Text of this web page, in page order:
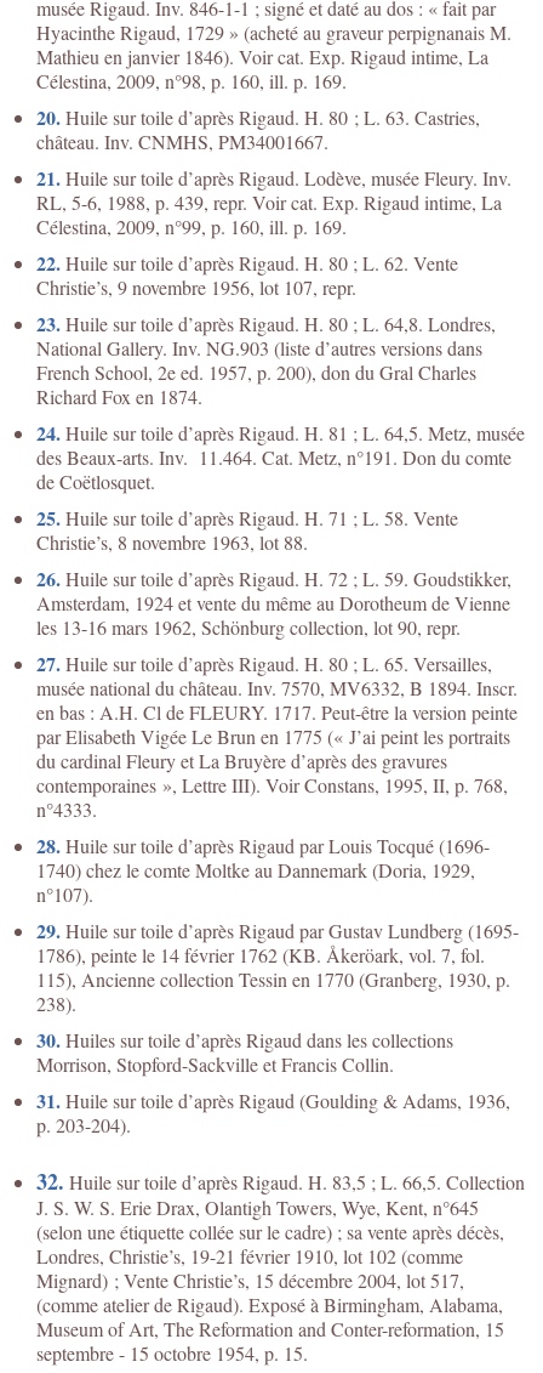
musée Rigaud. Inv. 846-1-1 ; signé et daté au dos : « fait par
Hyacinthe Rigaud, 1729 » (acheté au graveur perpignanais M.
Mathieu en janvier 1846). Voir cat. Exp. Rigaud intime, La
Célestina, 2009, n°98, p. 160, ill. p. 169.
20.Huile sur toile d’après Rigaud. H. 80 ; L. 63. Castries,
château. Inv. CNMHS, PM34001667.
21.Huile sur toile d’après Rigaud. Lodève, musée Fleury. Inv.
RL, 5-6, 1988, p. 439, repr. Voir cat. Exp. Rigaud intime, La
Célestina, 2009, n°99, p. 160, ill. p. 169.
22.Huile sur toile d’après Rigaud. H. 80 ; L. 62. Vente
Christie’s, 9 novembre 1956, lot 107, repr.
23.Huile sur toile d’après Rigaud. H. 80 ; L. 64,8. Londres,
National Gallery. Inv. NG.903 (liste d’autres versions dans
French School, 2e ed. 1957, p. 200), don du Gral Charles
Richard Fox en 1874.
24.Huile sur toile d’après Rigaud. H. 81 ; L. 64,5. Metz, musée
des Beaux-arts. Inv. 11.464. Cat. Metz, n°191. Don du comte
de Coëtlosquet.
25.Huile sur toile d’après Rigaud. H. 71 ; L. 58. Vente
Christie’s, 8 novembre 1963, lot 88.
26.Huile sur toile d’après Rigaud. H. 72 ; L. 59. Goudstikker,
Amsterdam, 1924 et vente du même au Dorotheum de Vienne
les 13-16 mars 1962, Schönburg collection, lot 90, repr.
27.Huile sur toile d’après Rigaud. H. 80 ; L. 65. Versailles,
musée national du château. Inv. 7570, MV6332, B 1894. Inscr.
en bas : A.H. Cl de FLEURY. 1717. Peut-être la version peinte
par Elisabeth Vigée Le Brun en 1775 (« J’ai peint les portraits
du cardinal Fleury et La Bruyère d’après des gravures
contemporaines », Lettre III). Voir Constans, 1995, II, p. 768,
n°4333.
28.Huile sur toile d’après Rigaud par Louis Tocqué (1696-
1740) chez le comte Moltke au Dannemark (Doria, 1929,
n°107).
29.Huile sur toile d’après Rigaud par Gustav Lundberg (1695-
1786), peinte le 14 février 1762 (KB. Åkeröark, vol. 7, fol.
115), Ancienne collection Tessin en 1770 (Granberg, 1930, p.
238).
30.Huiles sur toile d’après Rigaud dans les collections
Morrison, Stopford-Sackville et Francis Collin.
31.Huile sur toile d’après Rigaud (Goulding & Adams, 1936,
p. 203-204).
32. Huile sur toile d’après Rigaud. H. 83,5 ; L. 66,5. Collection
J. S. W. S. Erie Drax, Olantigh Towers, Wye, Kent, n°645
(selon une étiquette collée sur le cadre) ; sa vente après décès,
Londres, Christie’s, 19-21 février 1910, lot 102 (comme
Mignard) ; Vente Christie’s, 15 décembre 2004, lot 517,
(comme atelier de Rigaud). Exposé à Birmingham, Alabama,
Museum of Art, The Reformation and Conter-reformation, 15
septembre - 15 octobre 1954, p. 15.